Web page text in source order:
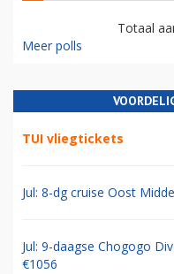
Totaal
Meer polls
TUI vliegtickets
Jul: 8-dg cruise Oost
Jul: 9-daagse Chogogo
€1056